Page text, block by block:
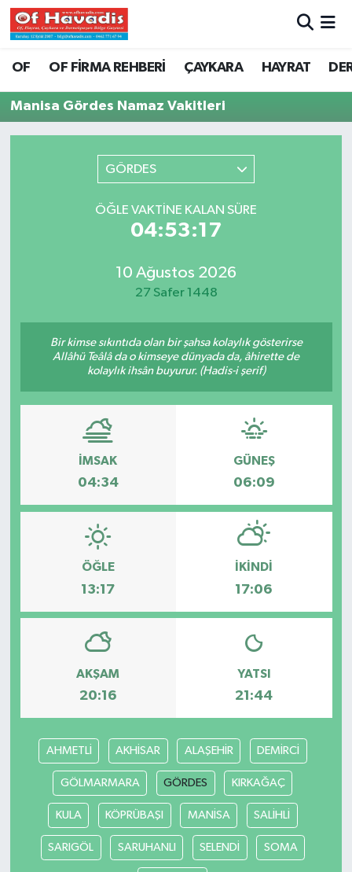
OF OF FİRMA REHBERİ ÇAYKARA HAYRAT
Manisa Gördes Namaz Vakitleri
GÖRDES
ÖĞLE VAKTINE KALAN SÜRE
04:53:17
10 Ağustos 2026
27 Safer 1448
Bir kimse sıkıntıda olan bir şahsa kolaylık gösterirse
Allâhü Teâlâ da o kimseye dünyada da, âhirette de
kolaylık ihsân buyurur. (Hadis-i şerif)
İMSAK
04:34
GÜNEŞ
06:09
ÖĞLE
13:17
İKINDI
17:06
AKŞAM
20:16
YATSI
21:44
AHMETLİ AKHİSAR ALAŞEHİR DEMİRCİ
GÖLMARMARA GÖRDES KIRKAĞAÇ
KULA KÖPRÜBAŞI MANİSA SALİHLİ
SARIGÖL SARUHANLI SELENDİ SOMA
Trabzon Nöbetçi Eczaneler
Trabzon Hava Durumu
Trabzon Namaz Vakitleri
Trabzon Trafik Yoğunluk Haritası
Süper Lig Puan Durumu ve Fikstür
Son Dakika Haberleri
Haber Arşivi